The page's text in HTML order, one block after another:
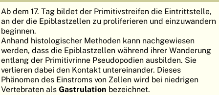
HILFE
FR
EN
Ab dem 17. Tag bildet der Primitivstreifen die Eintrittstelle,
an der die Epiblastzellen zu proliferieren und einzuwandern
beginnen.
Anhand histologischer Methoden kann nachgewiesen
werden, dass die Epiblastzellen während ihrer Wanderung
entlang der Primitivrinne Pseudopodien ausbilden. Sie
verlieren dabei den Kontakt untereinander. Dieses
Phänomen des Einstroms von Zellen wird bei niedrigen
Vertebraten als Gastrulation bezeichnet.